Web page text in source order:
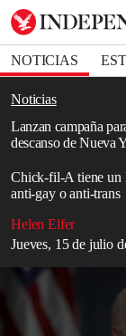
NOTICIAS
DEPORTES
Noticias
Lanzan campaña
descanso de Nueva
Chick-fil-A tiene un
anti-gay o anti-trans
Helen Elfer
Jueves, 15 de julio
Bookmark
Removed from
Close popover
Biden calls Lindsey
Read in English